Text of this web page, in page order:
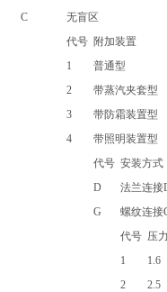
C
无盲区
代号 附加装置
1
普通型
2
带蒸汽夹套型
3
带防霜装置型
4
带照明装置型
代号 安装方式
D
法兰连接
G
螺纹连接
代号 压
1
1.6
2
2.5